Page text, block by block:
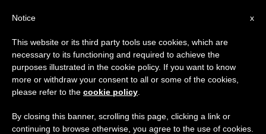
لقاء تاريخيّ بين الكاردينال سكولا
والبطاركة برثلماوس الأول
وتواضروس الثاني
x
Notice
This website or its third party tools use cookies, which are
necessary to its functioning and required to achieve the
purposes illustrated in the cookie policy. If you want to know
more or withdraw your consent to all or some of the cookies,
please refer to the cookie policy
By closing this banner, scrolling this page, clicking a link or
continuing to browse otherwise, you agree to the use of cookies.